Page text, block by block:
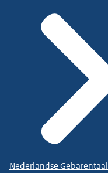
Nederlandse Gebarentaal